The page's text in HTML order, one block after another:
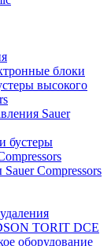
блоки
высокого
Sauer
бустеры
Compressors
TORIT DCE
оборудование